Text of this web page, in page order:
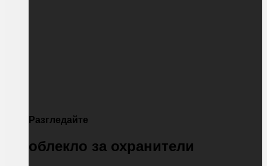
Разгледайте
облекло за охранители